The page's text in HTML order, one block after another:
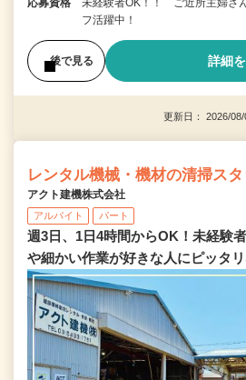
フ活躍中！
後で見る 詳細
更新日： 2026/
レンタル機械・機材の清掃ス
アクト建機株式会社
アルバイト パート
週3日、1日4時間からOK！未経験
や細かい作業が好きな人にピッタリ